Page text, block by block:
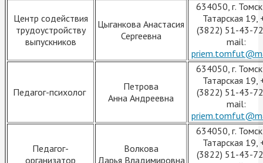
Центр содействия
трудоустройству
выпускников
Цыганкова Анастасия
Сергеевна
634050, г.
Татарская 19,
(3822) 51-43-
mail:
Педагог-психолог
Петрова
Анна Андреевна
634050, г.
Татарская 19,
(3822) 51-43-
mail:
Педагог-
организатор
Волкова
Дарья Владимировна
634050, г.
Татарская 19,
(3822) 51-43-